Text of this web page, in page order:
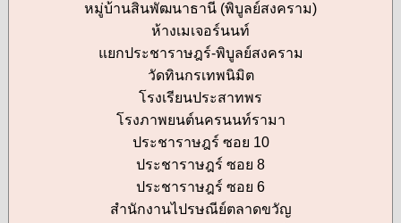
หมู่บ้านสินพัฒนาธานี (พิบูลย์สงคราม)
ห้างเมเจอร์นนท์
แยกประชาราษฎร์-พิบูลย์สงคราม
วัดทินกรเทพนิมิต
โรงเรียนประสาทพร
โรงภาพยนต์นครนนท์รามา
ประชาราษฎร์ ซอย 10
ประชาราษฎร์ ซอย 8
ประชาราษฎร์ ซอย 6
สำนักงานไปรษณีย์ตลาดขวัญ